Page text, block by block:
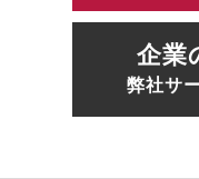
企業
弊社サ